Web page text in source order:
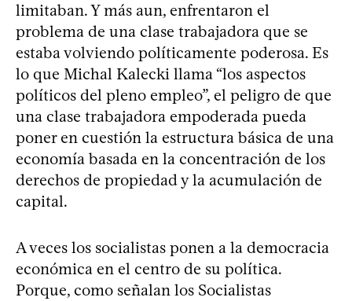
limitaban. Y más aun, enfrentaron el
problema de una clase trabajadora que se
estaba volviendo políticamente poderosa. Es
lo que Michal Kalecki llama “los aspectos
políticos del pleno empleo”, el peligro de que
una clase trabajadora empoderada pueda
poner en cuestión la estructura básica de una
economía basada en la concentración de los
derechos de propiedad y la acumulación de
capital.
A veces los socialistas ponen a la democracia
económica en el centro de su política.
Porque, como señalan los Socialistas